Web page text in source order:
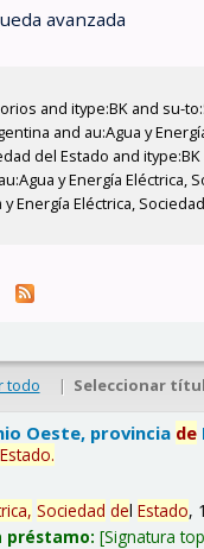
avanzada
and itype:BK and su-
and au:Agua y
del Estado and
y Energía
Eléctrica,
todo | Seleccionar
Oeste, provincia de
Estado.
Sociedad delEstado,
préstamo: Signatura